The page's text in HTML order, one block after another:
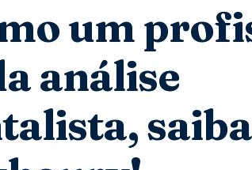
um
análise